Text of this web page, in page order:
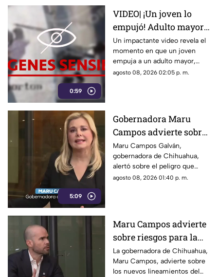
0:59
VIDEO| ¡Un joven lo
empujó! Adulto mayor
muere atropellado por
un tráiler
Un impactante video revela el
momento en que un joven
empuja a un adulto mayor,
provocando su muerte al ser
agosto 08, 2026 02:05 p. m.
5:09
Gobernadora Maru
Campos advierte sobre
el uso de lineamientos
para sancionar a
medios y periodistas
Maru Campos Galván,
gobernadora de Chihuahua,
alertó sobre el peligro que
implican los nuevos
agosto 08, 2026 01:40 p. m.
Maru Campos advierte
sobre riesgos para la
libertad de expresión
La gobernadora de Chihuahua,
Maru Campos, advierte sobre
los nuevos lineamientos del